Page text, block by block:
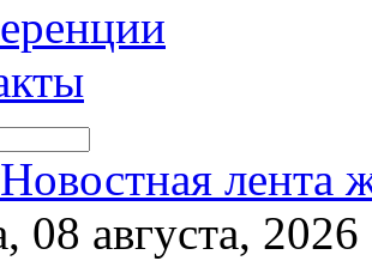
Новостная лента
08 августа, 2026